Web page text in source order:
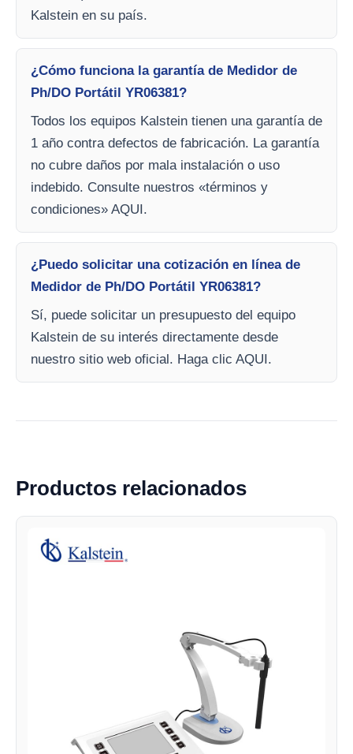
Kalstein en su país.
¿Cómo funciona la garantía de Medidor de
Ph/DO Portátil YR06381?
Todos los equipos Kalstein tienen una garantía de
1 año contra defectos de fabricación. La garantía
no cubre daños por mala instalación o uso
indebido. Consulte nuestros «términos y
condiciones» AQUI.
¿Puedo solicitar una cotización en línea de
Medidor de Ph/DO Portátil YR06381?
Sí, puede solicitar un presupuesto del equipo
Kalstein de su interés directamente desde
nuestro sitio web oficial. Haga clic AQUI.
Productos relacionados